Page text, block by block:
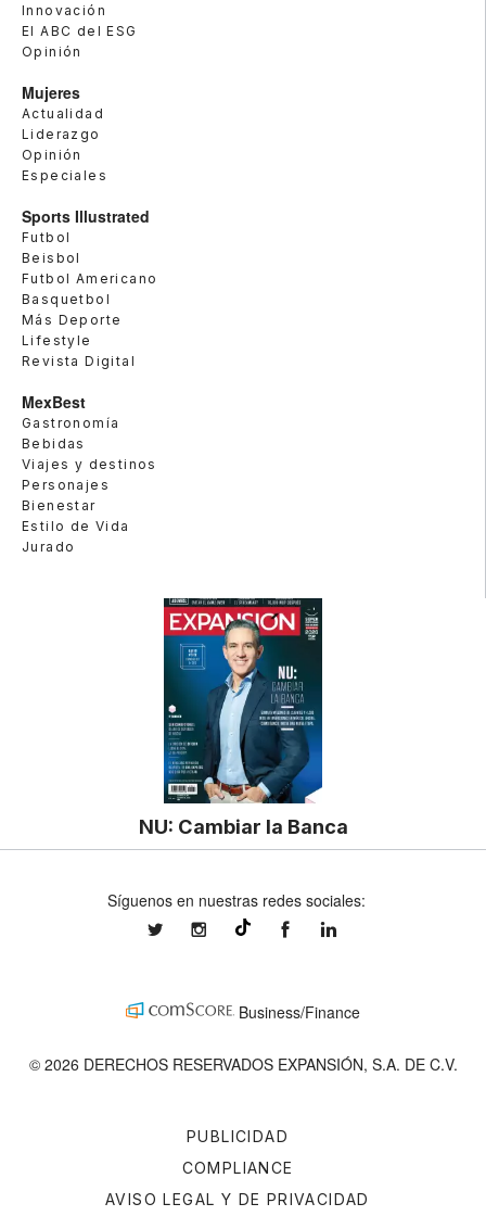
Innovación
El ABC del ESG
Opinión
Mujeres
Actualidad
Liderazgo
Opinión
Especiales
Sports Illustrated
Futbol
Beisbol
Futbol Americano
Basquetbol
Más Deporte
Lifestyle
Revista Digital
MexBest
Gastronomía
Bebidas
Viajes y destinos
Personajes
Bienestar
Estilo de Vida
Jurado
NU: Cambiar la Banca
PUBLICIDAD
COMPLIANCE
AVISO LEGAL Y DE PRIVACIDAD
Síguenos en nuestras redes sociales:
expansionmxexpansionmx ExpansionMex
Business/Finance
© 2026 DERECHOS RESERVADOS EXPANSIÓN, S.A. DE C.V.